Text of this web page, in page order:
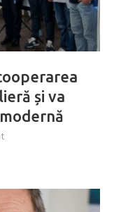
și va